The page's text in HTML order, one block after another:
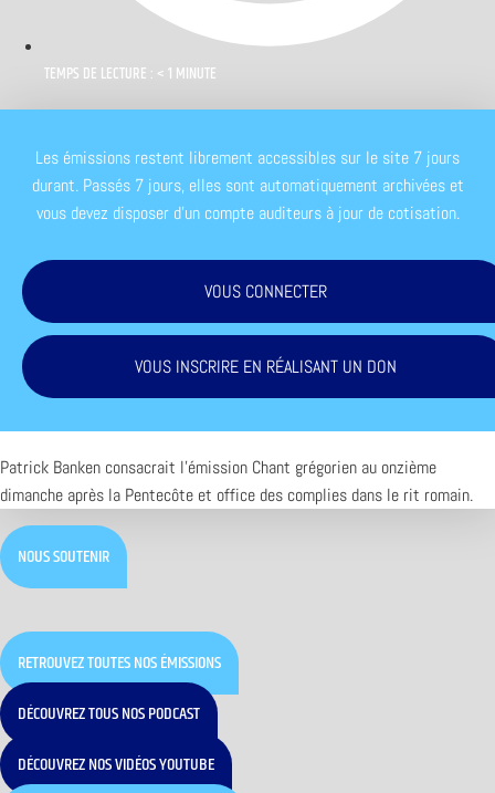
TEMPS DE LECTURE : < 1 MINUTE
Les émissions restent librement accessibles sur le site 7 jours
durant. Passés 7 jours, elles sont automatiquement archivées et
vous devez disposer d'un compte auditeurs à jour de cotisation.
VOUS CONNECTER
VOUS INSCRIRE EN RÉALISANT UN DON
Patrick Banken consacrait l’émission Chant grégorien au onzième
dimanche après la Pentecôte et office des complies dans le rit romain.
NOUS SOUTENIR
RETROUVEZ TOUTES NOS ÉMISSIONS
DÉCOUVREZ TOUS NOS PODCAST
DÉCOUVREZ NOS VIDÉOS YOUTUBE